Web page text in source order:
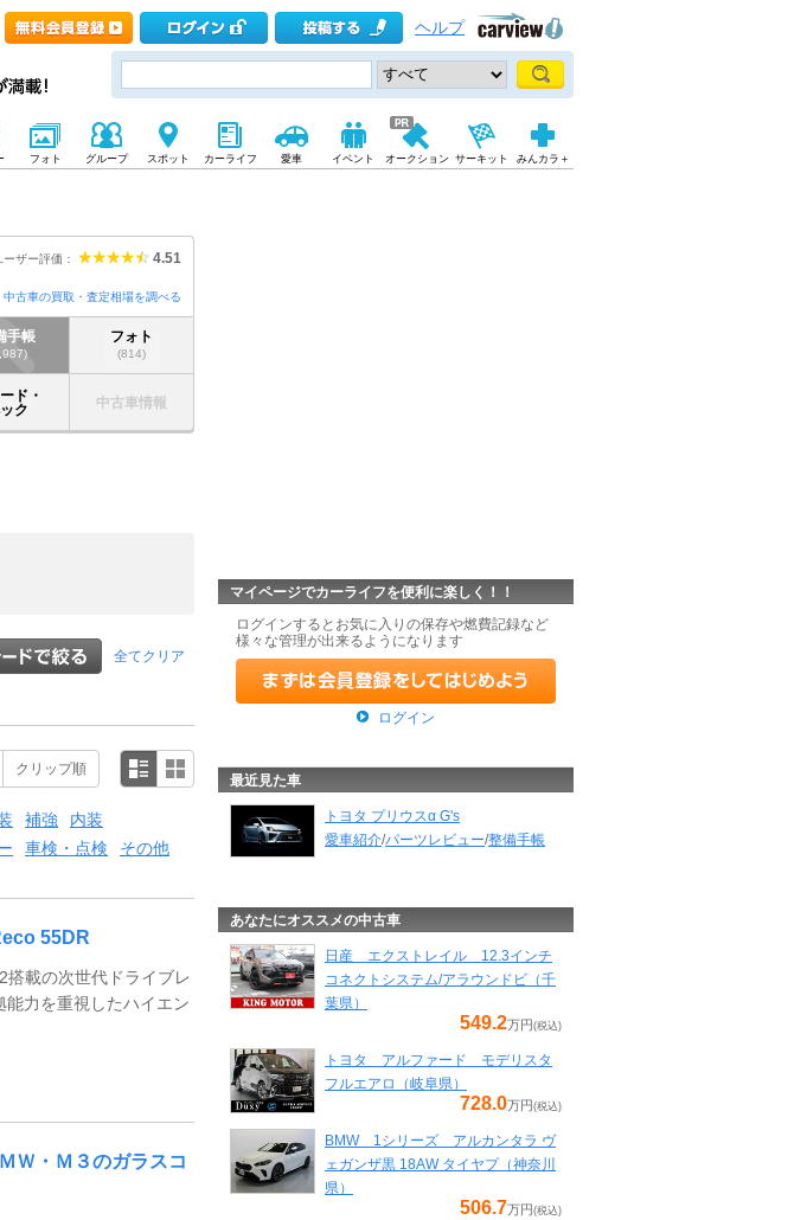
ヘルプ
フォト グループ スポット カーライフ 愛車 イベント オークション サーキット みんカラ＋
ーザー評価： 4.51
中古車の買取・査定相場を調べる
手帳 フォト
(814)
ド・
ク
中古車情報
全てクリア
クリップ順
補強
内装
車検・点検 その他
55DR
搭載の次世代ドライブレ
能力を重視したハイエン
Ｗ・Ｍ３のガラスコ
マイページでカーライフを便利に楽しく！！
ログインするとお気に入りの保存や燃費記録など
様々な管理が出来るようになります
ログイン
最近見た車
トヨタ プリウスα G's
愛車紹介/パーツレビュー/整備手帳
あなたにオススメの中古車
日産 エクストレイル 12.3インチ
コネクトシステム/アラウンドビ（千
葉県）
549.2万円 (税込)
トヨタ アルファード モデリスタ
フルエアロ（岐阜県）
728.0万円 (税込)
BMW 1シリーズ アルカンタラ ヴ
ェガンザ黒 18AW タイヤプ（神奈川
県）
506.7万円 (税込)